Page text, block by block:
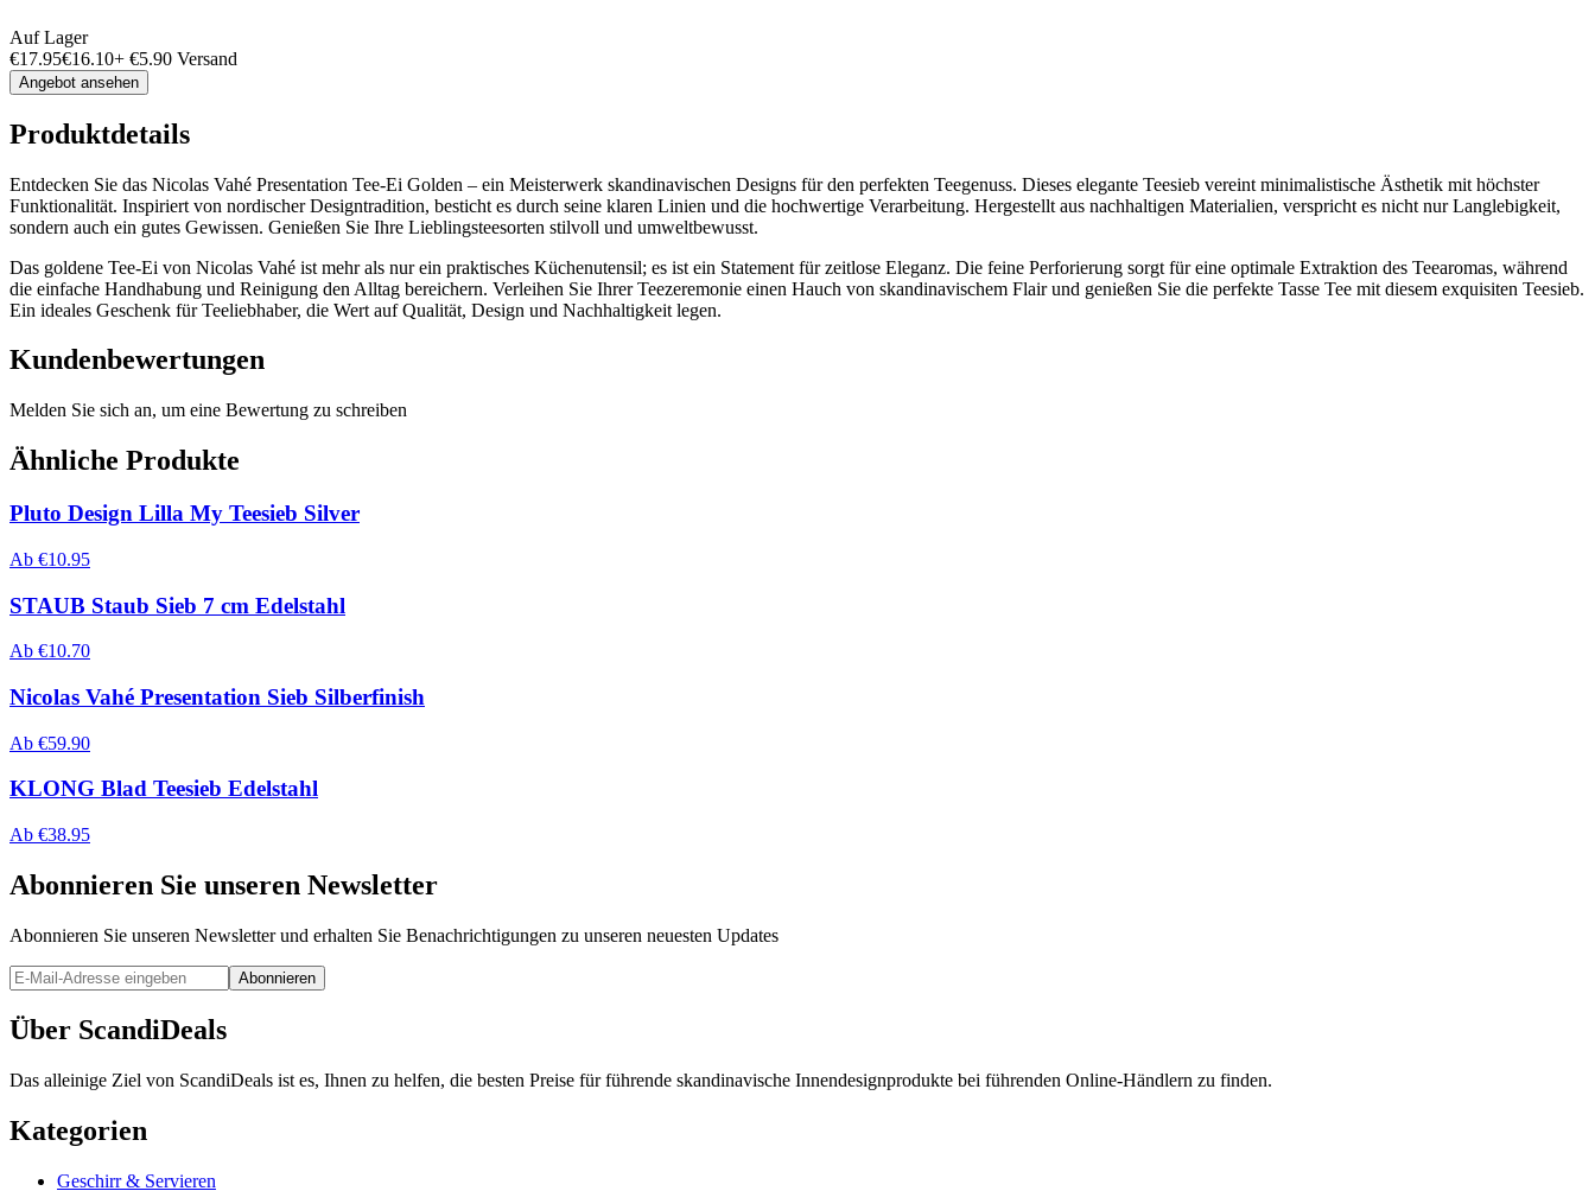
Auf Lager
€17.95€16.10+ €5.90 Versand
Angebot ansehen
Produktdetails
Entdecken Sie das Nicolas Vahé Presentation Tee-Ei Golden – ein Meisterwerk skandinavischen Designs für den perfekten Teegenuss. Dieses elegante Teesieb vereint minimalistische Ästhetik mit höchster
Funktionalität. Inspiriert von nordischer Designtradition, besticht es durch seine klaren Linien und die hochwertige Verarbeitung. Hergestellt aus nachhaltigen Materialien, verspricht es nicht nur Langlebigkeit,
sondern auch ein gutes Gewissen. Genießen Sie Ihre Lieblingsteesorten stilvoll und umweltbewusst.
Das goldene Tee-Ei von Nicolas Vahé ist mehr als nur ein praktisches Küchenutensil; es ist ein Statement für zeitlose Eleganz. Die feine Perforierung sorgt für eine optimale Extraktion des Teearomas, während
die einfache Handhabung und Reinigung den Alltag bereichern. Verleihen Sie Ihrer Teezeremonie einen Hauch von skandinavischem Flair und genießen Sie die perfekte Tasse Tee mit diesem exquisiten Teesieb.
Ein ideales Geschenk für Teeliebhaber, die Wert auf Qualität, Design und Nachhaltigkeit legen.
Kundenbewertungen
Melden Sie sich an, um eine Bewertung zu schreiben
Ähnliche Produkte
Pluto Design Lilla My Teesieb Silver
Ab €10.95
STAUB Staub Sieb 7 cm Edelstahl
Ab €10.70
Nicolas Vahé Presentation Sieb Silberfinish
Ab €59.90
KLONG Blad Teesieb Edelstahl
Ab €38.95
Abonnieren Sie unseren Newsletter
Abonnieren Sie unseren Newsletter und erhalten Sie Benachrichtigungen zu unseren neuesten Updates
Abonnieren
Über ScandiDeals
Das alleinige Ziel von ScandiDeals ist es, Ihnen zu helfen, die besten Preise für führende skandinavische Innendesignprodukte bei führenden Online-Händlern zu finden.
Kategorien
Geschirr & Servieren